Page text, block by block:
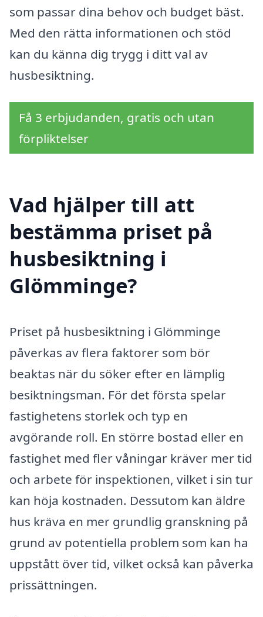
som passar dina behov och budget bäst.
Med den rätta informationen och stöd
kan du känna dig trygg i ditt val av
husbesiktning.
Få 3 erbjudanden, gratis och utan
förpliktelser
Vad hjälper till att
bestämma priset på
husbesiktning i
Glömminge?
Priset på husbesiktning i Glömminge
påverkas av flera faktorer som bör
beaktas när du söker efter en lämplig
besiktningsman. För det första spelar
fastighetens storlek och typ en
avgörande roll. En större bostad eller en
fastighet med fler våningar kräver mer tid
och arbete för inspektionen, vilket i sin tur
kan höja kostnaden. Dessutom kan äldre
hus kräva en mer grundlig granskning på
grund av potentiella problem som kan ha
uppstått över tid, vilket också kan påverka
prissättningen.